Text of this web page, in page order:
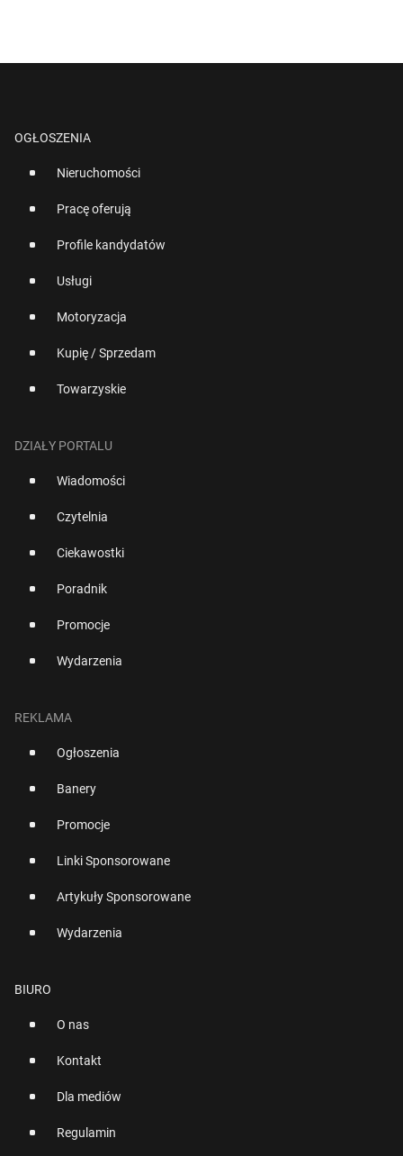
OGŁOSZENIA
Nieruchomości
Pracę oferują
Profile kandydatów
Usługi
Motoryzacja
Kupię / Sprzedam
Towarzyskie
DZIAŁY PORTALU
Wiadomości
Czytelnia
Ciekawostki
Poradnik
Promocje
Wydarzenia
REKLAMA
Ogłoszenia
Banery
Promocje
Linki Sponsorowane
Artykuły Sponsorowane
Wydarzenia
BIURO
O nas
Kontakt
Dla mediów
Regulamin